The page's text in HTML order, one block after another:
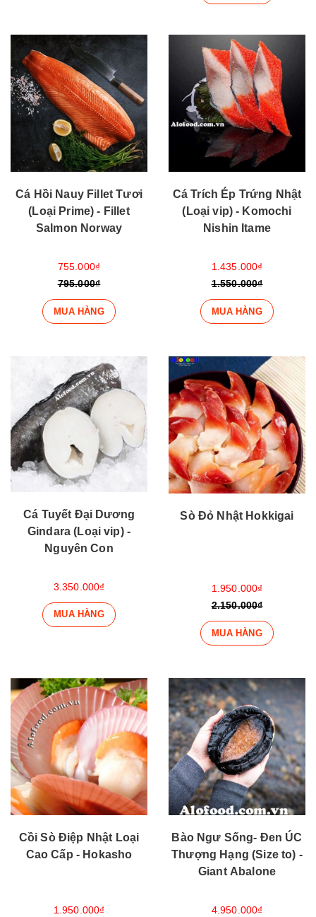
Cá Hồi Nauy Fillet Tươi
(Loại Prime) - Fillet
Salmon Norway
755.000₫
795.000₫
MUA HÀNG
Cá Trích Ép Trứng Nhật
(Loại vip) - Komochi
Nishin Itame
1.435.000₫
1.550.000₫
MUA HÀNG
Cá Tuyết Đại Dương
Gindara (Loại vip) -
Nguyên Con
3.350.000₫
MUA HÀNG
Sò Đỏ Nhật Hokkigai
1.950.000₫
2.150.000₫
MUA HÀNG
Cồi Sò Điệp Nhật Loại
Cao Cấp - Hokasho
1.950.000₫
Bào Ngư Sống- Đen ÚC
Thượng Hạng (Size to) -
Giant Abalone
4.950.000₫